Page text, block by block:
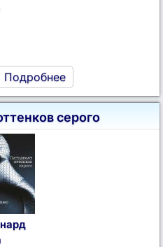
Подробнее
серого